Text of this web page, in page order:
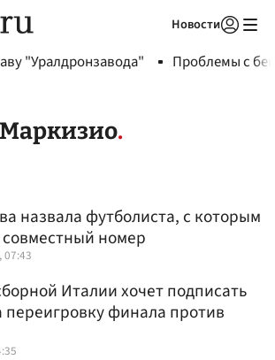
Новости
"Уралдронзавода" Проблемы с
назвала футболиста, с которым
номер
07:43
Италии хочет подписать
финала против